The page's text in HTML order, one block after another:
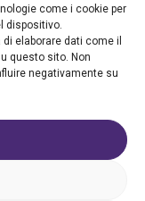
come i cookie per
dispositivo.
elaborare dati come il
questo sito. Non
negativamente su